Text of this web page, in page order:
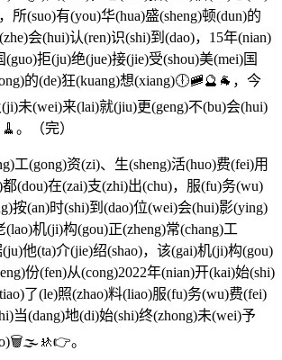
所(suo)有(you)华(hua)盛(sheng)顿(dun)的
会(hui)认(ren)识(shi)到(dao)，15年(nian)
(guo)拒(ju)绝(jue)接(jie)受(shou)美(mei)国
的(de)狂(kuang)想(xiang)🕕🚞🔮🐐，今
未(wei)来(lai)就(jiu)更(geng)不(bu)会(hui)
。（完）
(gong)资(zi)、生(sheng)活(huo)费(fei)用
(dou)在(zai)支(zhi)出(chu)，服(fu)务(wu)
按(an)时(shi)到(dao)位(wei)会(hui)影(ying)
(lao)机(ji)构(gou)正(zheng)常(chang)工
他(ta)介(jie)绍(shao)，该(gai)机(ji)构(gou)
份(fen)从(cong)2022年(nian)开(kai)始(shi)
了(le)照(zhao)料(liao)服(fu)务(wu)费(fei)
当(dang)地(di)始(shi)终(zhong)未(wei)予
。